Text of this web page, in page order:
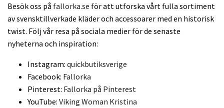
Besök oss på fallorka.se för att utforska vårt fulla sortiment
av svensktillverkade kläder och accessoarer med en historisk
twist. Följ vår resa på sociala medier för de senaste
nyheterna och inspiration:
Instagram: quickbutiksverige
Facebook: Fallorka
Pinterest: Fallorka på Pinterest
YouTube: Viking Woman Kristina